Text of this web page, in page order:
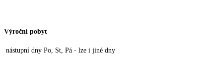
Výroční pobyt
nástupní dny Po, St, Pá - lze i jiné dny